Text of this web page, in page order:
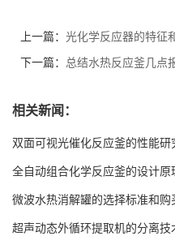
上一篇： 光化学反应器的特征
下一篇： 总结水热反应釜几点
相关新闻：
双面可视光催化反应釜的性能
全自动组合化学反应釜的设计原
微波水热消解罐的选择标准和购
超声动态外循环提取机的分离技